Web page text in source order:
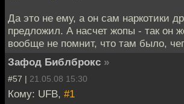
Да это не ему, а он сам наркотики
предложил. А насчет жопы - так он
вообще не помнит, что там было,
Зафод Библброкс »
#57 | 21.05.08 15:30
Кому: UFB, #1